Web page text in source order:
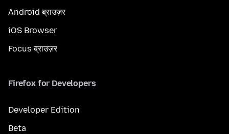
Android ब्राउज़र
iOS Browser
Focus ब्राउज़र
Firefox for Developers
Developer Edition
Beta